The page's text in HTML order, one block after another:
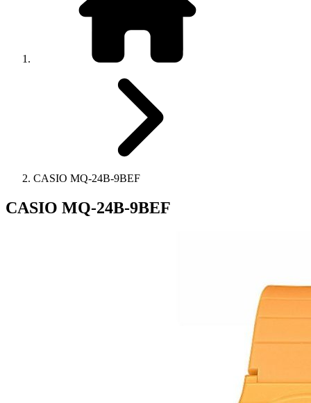
CASIO MQ-24B-9BEF
CASIO MQ-24B-9BEF